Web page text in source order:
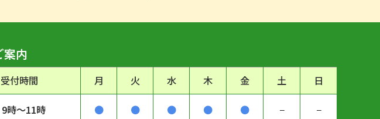
内
受付時間 月 火 水 木 金 土 日
9時〜11時 ● ● ● ● ● − −